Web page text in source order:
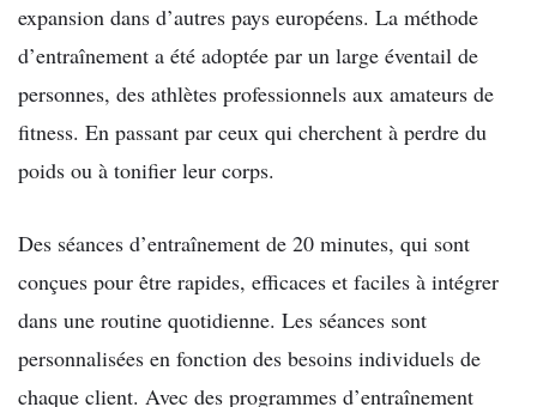
expansion dans d’autres pays européens. La méthode
d’entraînement a été adoptée par un large éventail de
personnes, des athlètes professionnels aux amateurs de
fitness. En passant par ceux qui cherchent à perdre du
poids ou à tonifier leur corps.
Des séances d’entraînement de 20 minutes, qui sont
conçues pour être rapides, efficaces et faciles à intégrer
dans une routine quotidienne. Les séances sont
personnalisées en fonction des besoins individuels de
chaque client. Avec des programmes d’entraînement